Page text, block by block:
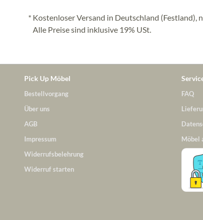
* Kostenloser Versand in Deutschland (Festland),
Alle Preise sind inklusive 19% USt.
Pick Up Möbel
Bestellvorgang
Über uns
AGB
Impressum
Widerrufsbelehrung
Widerruf starten
FAQ
Möbel